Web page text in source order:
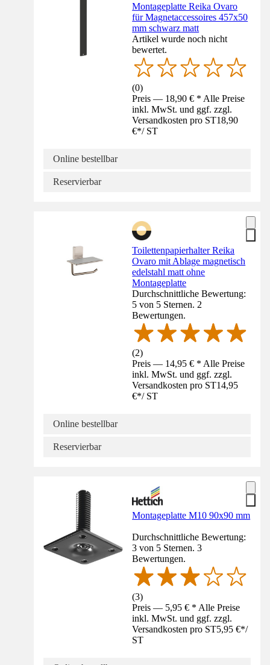
Montageplatte Reika Ovaro
für Magnetaccessoires 457x50
mm schwarz matt
Artikel wurde noch nicht
bewertet.
(0)
Preis — 18,90 € * Alle Preise
inkl. MwSt. und ggf. zzgl.
Versandkosten pro ST18,90
€*/ ST
Online bestellbar
Reservierbar
Toilettenpapierhalter Reika
Ovaro mit Ablage magnetisch
edelstahl matt ohne
Montageplatte
Durchschnittliche Bewertung:
5 von 5 Sternen. 2
Bewertungen.
(2)
Preis — 14,95 € * Alle Preise
inkl. MwSt. und ggf. zzgl.
Versandkosten pro ST14,95
€*/ ST
Online bestellbar
Reservierbar
Montageplatte M10 90x90 mm
Durchschnittliche Bewertung:
3 von 5 Sternen. 3
Bewertungen.
(3)
Preis — 5,95 € * Alle Preise
inkl. MwSt. und ggf. zzgl.
Versandkosten pro ST5,95 €*/
ST